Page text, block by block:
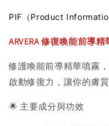
PIF（Product
ARVERA 修復喚能前導精
修護喚能前導精華噴霧
啟動修復力，讓你的膚
🌟 主要成分與功效